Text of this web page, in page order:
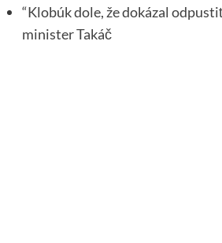
“Klobúk dole, že dokázal
minister Takáč